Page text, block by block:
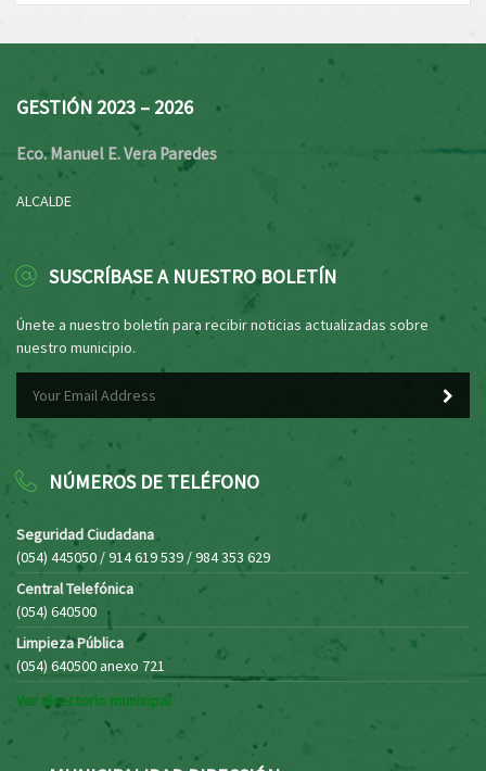
GESTIÓN 2023 – 2026
Eco. Manuel E. Vera Paredes
ALCALDE
SUSCRÍBASE A NUESTRO BOLETÍN
Únete a nuestro boletín para recibir noticias actualizadas sobre
nuestro municipio.
NÚMEROS DE TELÉFONO
Seguridad Ciudadana
(054) 445050 / 914 619 539 / 984 353 629
Central Telefónica
(054) 640500
Limpieza Pública
(054) 640500 anexo 721
Ver directorio municipal